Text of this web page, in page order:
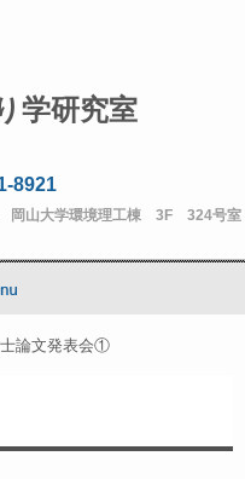
学研究室
8921
岡山大学環境理工棟 3F 324号室
論文発表会①